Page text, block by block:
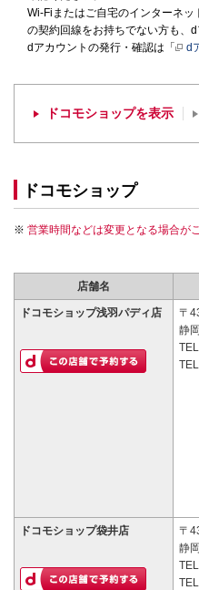
Wi-Fiまたはご自宅のインターネ
の契約回線をお持ちでない方も、
dアカウントの発行・確認は「
d
ドコモショップを表示
ドコモショップ
営業時間などは変更となる場合が
店舗名
ドコモショップ浅羽パディ店
〒
静
TEL
TEL
ドコモショップ袋井店
〒
静
TEL
TEL